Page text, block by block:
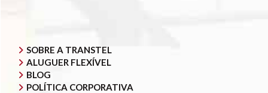
SOBRE A TRANSTEL
ALUGUER FLEXÍVEL
BLOG
POLÍTICA CORPORATIVA